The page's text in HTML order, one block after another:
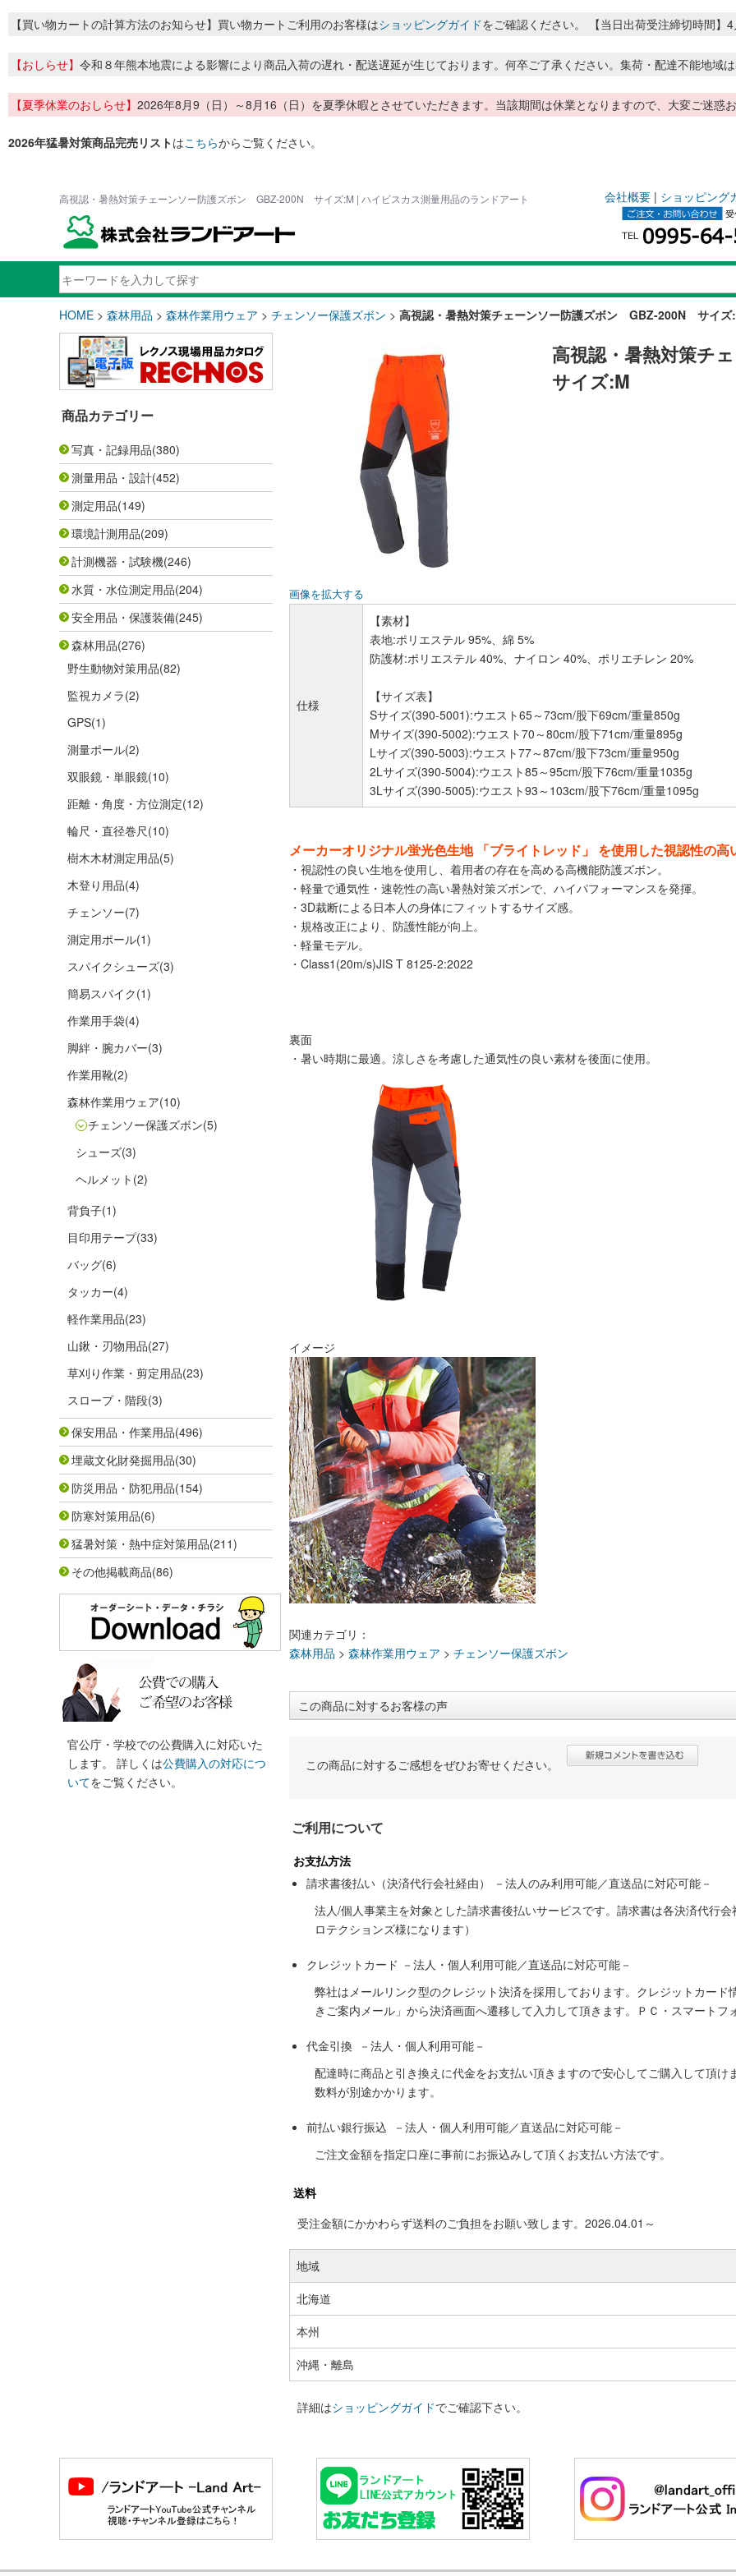
【買い物カートの計算方法のお知らせ】買い物カートご利用のお客様はショッピングガイドをご確認ください。 【当日出荷受注締切時間
【おしらせ】 令和８年熊本地震による影響により商品入荷の遅れ・配送遅延が生じております。何卒ご了承ください。集荷・配達不能地域
【夏季休業のおしらせ】 2026年8月9（日）～8月16（日）を夏季休暇とさせていただきます。当該期間は休業となりますので、大変ご迷惑
2026年猛暑対策商品完売リストはこちらからご覧ください。
高視認・暑熱対策チェーンソー防護ズボン GBZ-200N サイズ:M | ハイビスカス測量用品のランドアート 会社概要 | ショッピング
HOME > 森林用品 > 森林作業用ウェア > チェンソー保護ズボン > 高視認・暑熱対策チェーンソー防護ズボン GBZ-200N サイズ
商品カテゴリー
写真・記録用品(380)
測量用品・設計(452)
測定用品(149)
環境計測用品(209)
計測機器・試験機(246)
水質・水位測定用品(204)
安全用品・保護装備(245)
森林用品(276)
野生動物対策用品(82)
監視カメラ(2)
GPS(1)
測量ポール(2)
双眼鏡・単眼鏡(10)
距離・角度・方位測定(12)
輪尺・直径巻尺(10)
樹木木材測定用品(5)
木登り用品(4)
チェンソー(7)
測定用ポール(1)
スパイクシューズ(3)
簡易スパイク(1)
作業用手袋(4)
脚絆・腕カバー(3)
作業用靴(2)
森林作業用ウェア(10)
チェンソー保護ズボン(5)
シューズ(3)
ヘルメット (2)
背負子(1)
目印用テープ(33)
バッグ(6)
タッカー(4)
軽作業用品(23)
山鍬・刃物用品(27)
草刈り作業・剪定用品(23)
スロープ・階段(3)
保安用品・作業用品(496)
埋蔵文化財発掘用品(30)
防災用品・防犯用品(154)
防寒対策用品(6)
猛暑対策・熱中症対策用品(211)
その他掲載商品(86)
官公庁・学校での公費購入に対応いた
します。 詳しくは公費購入の対応につ
いてをご覧ください。
画像を拡大する
高視認・暑熱対策チ
サイズ:M
仕様
【素材】
表地:ポリエステル 95%、綿 5%
防護材:ポリエステル 40%、ナイロン 40%、ポリエチレン 20%
【サイズ表】
Sサイズ(390-5001):ウエスト65～73cm/股下69cm/重量850g
Mサイズ(390-5002):ウエスト70～80cm/股下71cm/重量895g
Lサイズ(390-5003):ウエスト77～87cm/股下73cm/重量950g
2Lサイズ(390-5004):ウエスト85～95cm/股下76cm/重量1035g
3Lサイズ(390-5005):ウエスト93～103cm/股下76cm/重量1095g
メーカーオリジナル蛍光色生地 「ブライトレッド」 を使用した視認性の高
・視認性の良い生地を使用し、着用者の存在を高める高機能防護ズボン。
・軽量で通気性・速乾性の高い暑熱対策ズボンで、ハイパフォーマンスを発揮。
・3D裁断による日本人の身体にフィットするサイズ感。
・規格改正により、防護性能が向上。
・軽量モデル。
・Class1(20m/s)JIS T 8125-2:2022
裏面
・暑い時期に最適。涼しさを考慮した通気性の良い素材を後面に使用。
イメージ
関連カテゴリ：
森林用品 > 森林作業用ウェア > チェンソー保護ズボン
この商品に対するお客様の声
この商品に対するご感想をぜひお寄せください。
ご利用について
お支払方法
請求書後払い（決済代行会社経由） －法人のみ利用可能／直送品に対応可能－
法人/個人事業主を対象とした請求書後払いサービスです。請求書は各決済代行
ロテクションズ様になります）
クレジットカード －法人・個人利用可能／直送品に対応可能－
弊社はメールリンク型のクレジット決済を採用しております。クレジットカー
きご案内メール」から決済画面へ遷移して入力して頂きます。ＰＣ・スマートフ
代金引換 －法人・個人利用可能－
配達時に商品と引き換えに代金をお支払い頂きますので安心してご購入して頂
数料が別途かかります。
前払い銀行振込 －法人・個人利用可能／直送品に対応可能－
ご注文金額を指定口座に事前にお振込みして頂くお支払い方法です。
送料
受注金額にかかわらず送料のご負担をお願い致します。2026.04.01～
地域
北海道
本州
沖縄・離島
詳細はショッピングガイドでご確認下さい。